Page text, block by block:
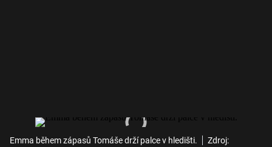
Emma během zápasů Tomáše drží palce v hledišti.
Zdroj: